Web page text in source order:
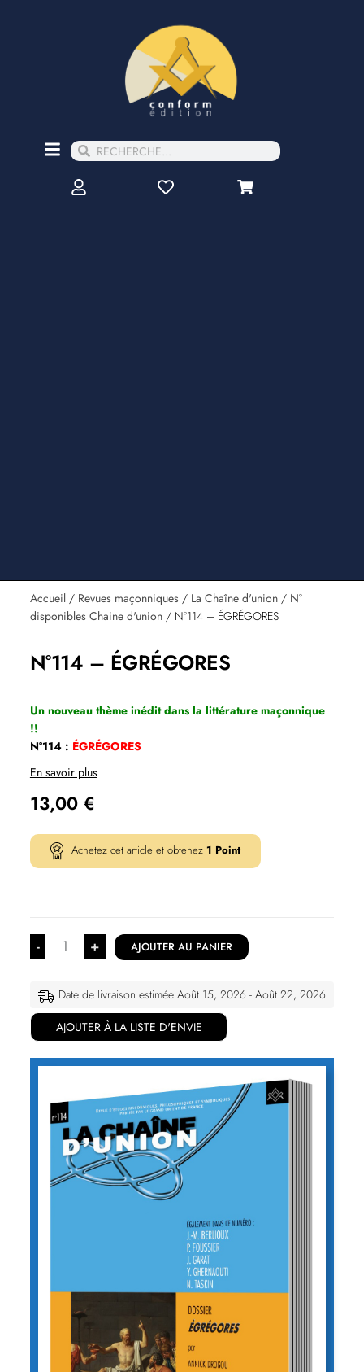
Accueil/ Revues maçonniques/ La Chaîne d'union/ N°
disponibles Chaine d'union/ N°114 – ÉGRÉGORES
N°114 – ÉGRÉGORES
Un nouveau thème inédit dans la littérature maçonnique
!!
N°114 : ÉGRÉGORES
En savoir plus
13,00 €
Achetez cet article et obtenez 1 Point
- + AJOUTER AU PANIER
Date de livraison estimée Août 15, 2026 - Août 22, 2026
AJOUTER À LA LISTE D'ENVIE